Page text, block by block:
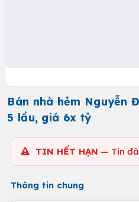
Bán nhà hẻm Nguyễn
5 lầu, giá 6x tỷ
TIN HẾT HẠN — Tin
Thông tin chung